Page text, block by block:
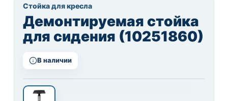
Стойка для кресла
Демонтируемая стойка
для сидения (10251860)
В наличии